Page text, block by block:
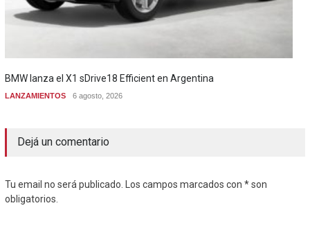
BMW lanza el X1 sDrive18 Efficient en Argentina
LANZAMIENTOS 6 agosto, 2026
Dejá un comentario
Tu email no será publicado. Los campos marcados con * son
obligatorios.